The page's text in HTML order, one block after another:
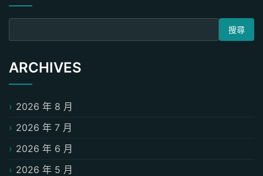
搜尋關鍵字:
ARCHIVES
2026 年 8 月
2026 年 7 月
2026 年 6 月
2026 年 5 月